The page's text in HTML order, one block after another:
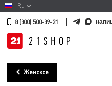
RU
8 (800) 500-89-21
Женское